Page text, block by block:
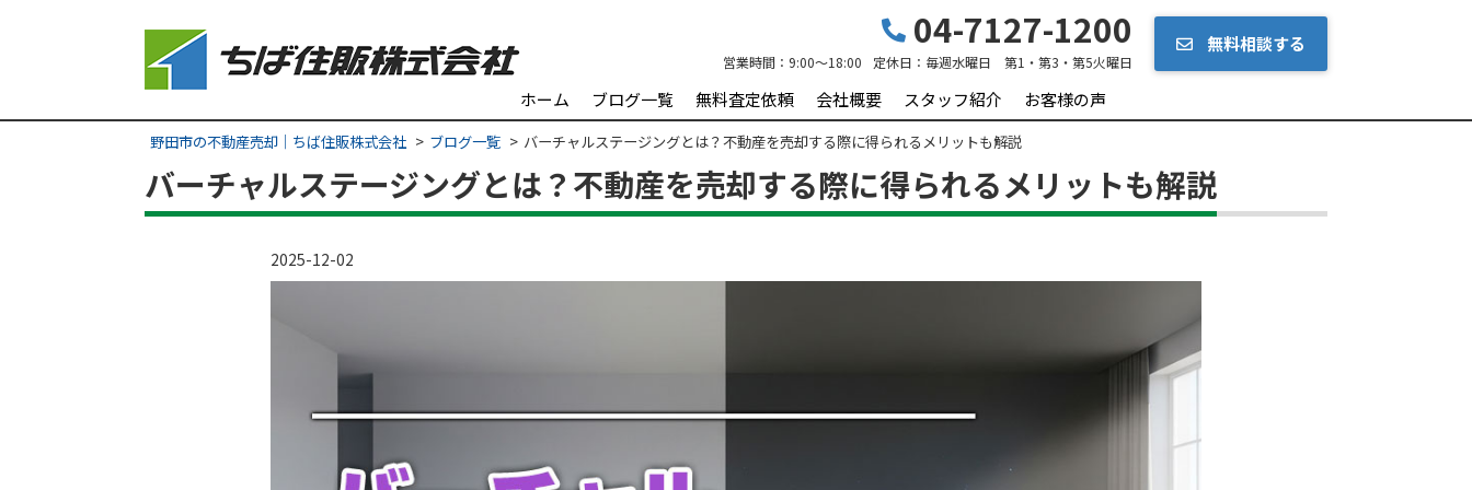
04-7127-1200
営業時間： 9:00～18:00 定休日： 毎週水曜日 第1・第3・第5火曜日
無料相談する
ホーム ブログ一覧 無料査定依頼 会社概要 スタッフ紹介 お客様の声
野田市の不動産売却｜ちば住販株式会社 ブログ一覧 バーチャルステージングとは？不動産を売却する際に得られるメリットも解説
バーチャルステージングとは？不動産を売却する際に得られるメリットも解説
2025-12-02